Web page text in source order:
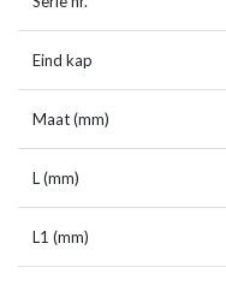
Eind kap
Maat (mm)
L (mm)
L1 (mm)